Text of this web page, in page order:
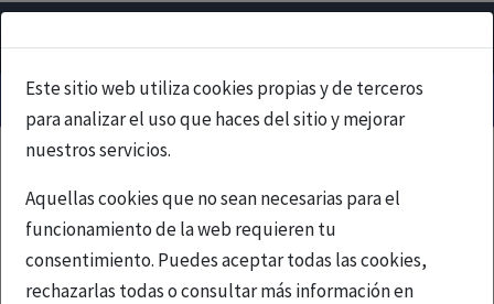
Este sitio web utiliza cookies propias y de terceros
para analizar el uso que haces del sitio y mejorar
nuestros servicios.
Aquellas cookies que no sean necesarias para el
funcionamiento de la web requieren tu
consentimiento. Puedes aceptar todas las cookies,
rechazarlas todas o consultar más información en